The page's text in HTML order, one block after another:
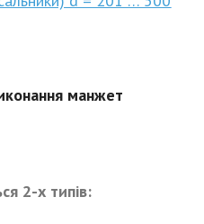
манжет
2-х типів: